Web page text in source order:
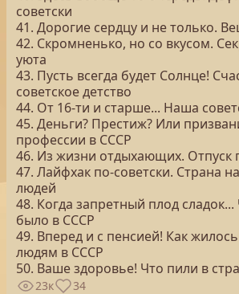
советски
41. Дорогие сердцу и не только.
42. Скромненько, но со вкусом.
уюта
43. Пусть всегда будет Солнце!
советское детство
44. От 16-ти и старше... Наша
45. Деньги? Престиж? Или
профессии в СССР
46. Из жизни отдыхающих. Отпуск
47. Лайфхак по-советски. Страна
людей
48. Когда запретный плод сладок...
было в СССР
49. Вперед и с пенсией! Как
людям в СССР
50. Ваше здоровье! Что пили в
23к 34